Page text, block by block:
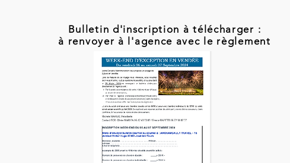
Bulletin d'inscription à télécharger :
à renvoyer à l'agence avec le règlement